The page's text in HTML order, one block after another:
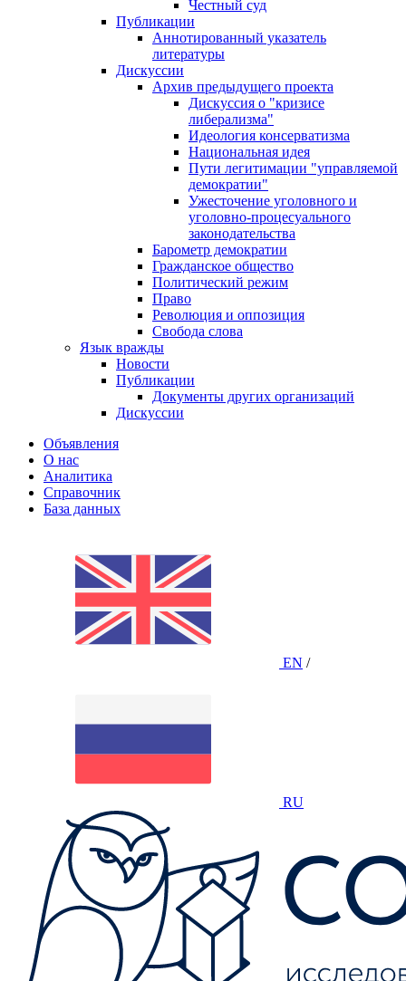
Честный суд
Публикации
Аннотированный указатель
литературы
Дискуссии
Архив предыдущего проекта
Дискуссия о "кризисе
либерализма"
Идеология консерватизма
Национальная идея
Пути легитимации "управляемой
демократии"
Ужесточение уголовного и
уголовно-процесуального
законодательства
Барометр демократии
Гражданское общество
Политический режим
Право
Революция и оппозиция
Свобода слова
Язык вражды
Новости
Публикации
Документы других организаций
Дискуссии
Объявления
О нас
Аналитика
Справочник
База данных
EN /
RU